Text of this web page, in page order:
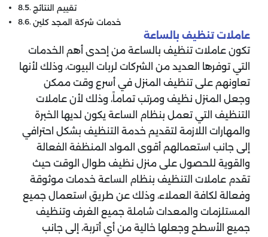
تقييم النتائج
خدمات شركة المجد كلين
عاملات تنظيف بالساعة
تكون عاملات تنظيف بالساعة من إحدى أهم الخدمات
التي توفرها العديد من الشركات لربات البيوت، وذلك لأنها
تعاونهم على تنظيف المنزل في أسرع وقت ممكن
وجعل المنزل نظيف ومرتب تماماً، وذلك لأن عاملات
التنظيف التي تعمل بنظام الساعة يكون لديها الخبرة
والمهارات اللازمة لتقديم خدمة التنظيف بشكل احترافي
إلى جانب استعمالهم أقوى المواد المنظفة الفعالة
والقوية للحصول على منزل نظيف طوال الوقت حيث
تقدم عاملات التنظيف بنظام الساعة خدمات موثوقة
وفعالة لكافة العملاء، وذلك عن طريق استعمال جميع
المستلزمات والمعدات شاملة جميع الغرف وتنظيف
جميع الأسطح وجعلها خالية من أي أتربة، إلى جانب